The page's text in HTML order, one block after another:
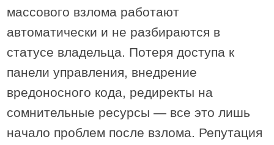
массового взлома работают
автоматически и не разбираются в
статусе владельца. Потеря доступа к
панели управления, внедрение
вредоносного кода, редиректы на
сомнительные ресурсы — все это лишь
начало проблем после взлома. Репутация